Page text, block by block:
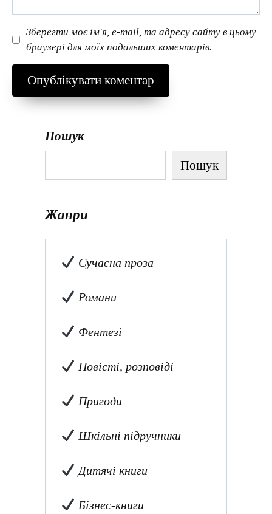
Зберегти моє ім'я, e-mail, та адресу сайту в цьому
браузері для моїх подальших коментарів.
Пошук
Пошук
Жанри
Сучасна проза
Романи
Фентезі
Повісті, розповіді
Пригоди
Шкільні підручники
Дитячі книги
Бізнес-книги